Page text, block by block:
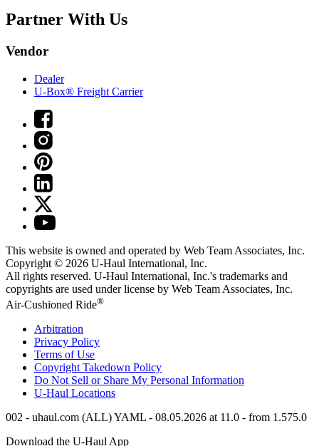
Partner With Us
Vendor
Dealer
U-Box® Freight Carrier
This website is owned and operated by Web Team Associates, Inc.
Copyright © 2026 U-Haul International, Inc.
All rights reserved. U-Haul International, Inc.'s trademarks and
copyrights are used under license by Web Team Associates, Inc.
Air-Cushioned Ride®
Arbitration
Privacy Policy
Terms of Use
Copyright Takedown Policy
Do Not Sell or Share My Personal Information
U-Haul Locations
002 - uhaul.com (ALL) YAML - 08.05.2026 at 11.0 - from 1.575.0
Download the U-Haul App